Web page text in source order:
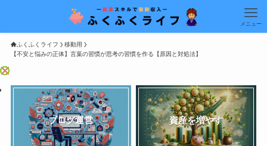
メニュー
ふくふくライフ
移動用
【不安と悩みの正体】言葉の習慣が思考の習慣を作る【原因と対処法】
ブログ運営 資産を増やす